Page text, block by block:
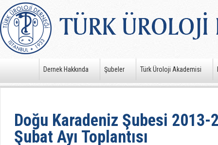
Dernek Hakkında Şubeler Türk Üroloji Akademisi
Doğu Karadeniz Şubesi 2013-
Şubat Ayı Toplantısı